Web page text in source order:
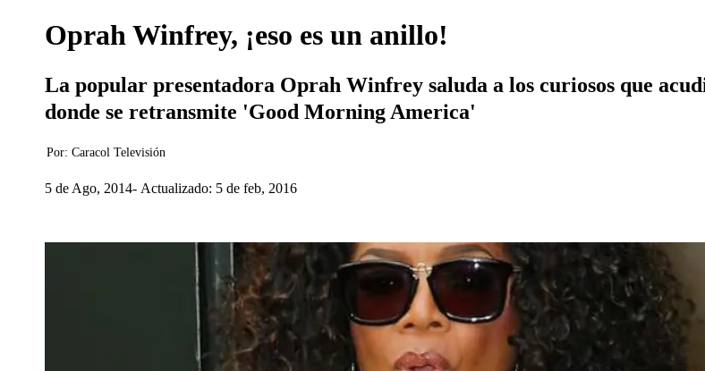
Oprah Winfrey, ¡eso es un anillo!
La popular presentadora Oprah Winfrey saluda a los curiosos que
donde se retransmite 'Good Morning America'
Por: Caracol Televisión
5 de Ago, 2014 Actualizado: 5 de feb, 2016